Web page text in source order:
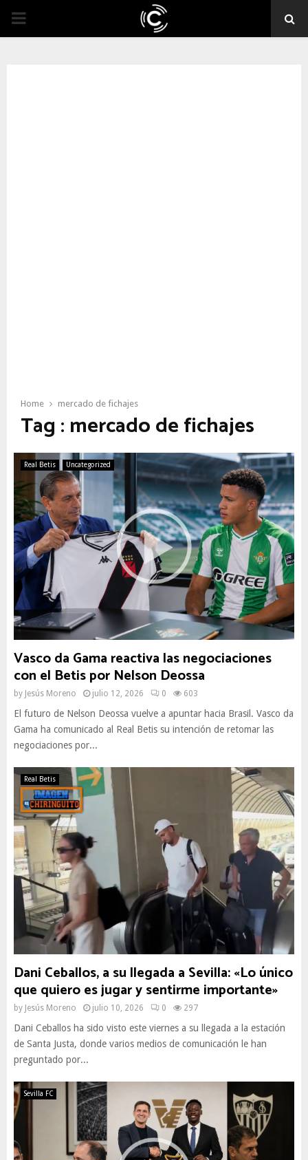
PRIMARY
Home mercado de fichajes
Tag : mercado de fichajes
Real Betis Uncategorized
Vasco da Gama reactiva las negociaciones
con el Betis por Nelson Deossa
by Jesús Moreno julio 12, 2026 0 603
El futuro de Nelson Deossa vuelve a apuntar hacia Brasil. Vasco da
Gama ha comunicado al Real Betis su intención de retomar las
negociaciones por...
Real Betis
Dani Ceballos, a su llegada a Sevilla: «Lo único
que quiero es jugar y sentirme importante»
by Jesús Moreno julio 10, 2026 0 297
Dani Ceballos ha sido visto este viernes a su llegada a la estación
de Santa Justa, donde varios medios de comunicación le han
preguntado por...
Sevilla FC